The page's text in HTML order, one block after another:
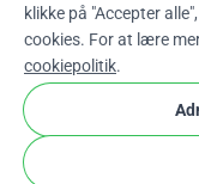
Daarrow_drop_down
★★★★★4,9 / 5
Vilkår og betingelser
klikke på "Accepter
cookies. For at lære
cookiepolitik.